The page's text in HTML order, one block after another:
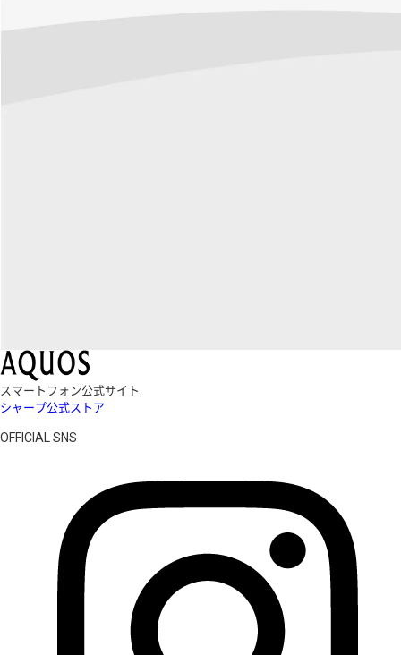
スマートフォン公式サイト
シャープ公式ストア
OFFICIAL SNS